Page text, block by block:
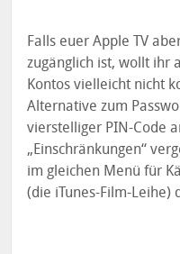
Falls euer Apple TV
zugänglich ist, wollt ihr
Kontos vielleicht nicht
Alternative zum
vierstelliger PIN-Code
„Einschränkungen“
im gleichen Menü für
(die iTunes-Film-Leihe)